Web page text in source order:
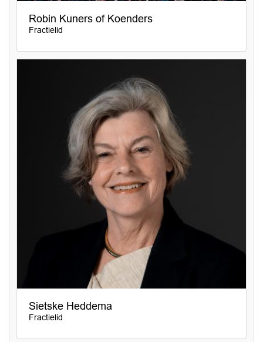
Robin Kuners of Koenders
Fractielid
Sietske Heddema
Fractielid